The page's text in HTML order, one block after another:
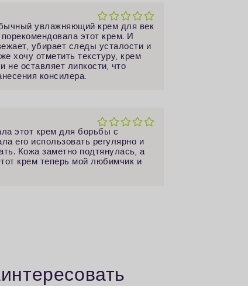
увлажняющий крем для век
этот крем. И
убирает следы усталости и
хочу отметить текстуру, крем
не оставляет липкости, что
консилера.
этот крем для борьбы с
его использовать регулярно и
Кожа заметно подтянулась, а
крем теперь мой любимчик и